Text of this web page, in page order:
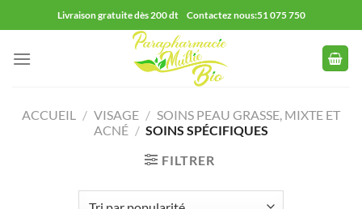
au
contenu
Livraison gratuite dès 200 dt Contactez nous:51 075 750
ACCUEIL / VISAGE / SOINS PEAU GRASSE, MIXTE ET
ACNÉ / SOINS SPÉCIFIQUES
FILTRER